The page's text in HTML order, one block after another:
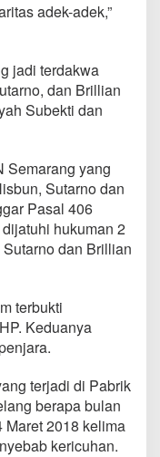
i
d
i
S
h
a
r
j
o
adek-adek,”
jadi terdakwa
dan Brillian
Subekti dan
Semarang yang
Sutarno dan
Pasal 406
hukuman 2
dan Brillian
terbukti
Keduanya
terjadi di Pabrik
berapa bulan
Maret 2018 kelima
kericuhan.